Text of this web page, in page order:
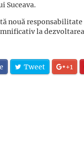
Suceava.
nouă
la
Tweet +1